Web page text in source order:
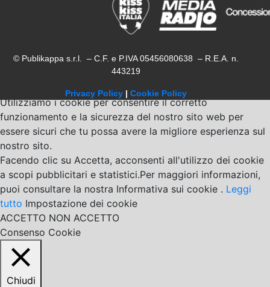
© Publikappa s.r.l. – C.F. e P.IVA 05456080638 – R.E.A. n.
443219
Privacy Policy | Cookie Policy
Utilizziamo i cookie per consentire il corretto
funzionamento e la sicurezza del nostro sito web per
essere sicuri che tu possa avere la migliore esperienza sul
nostro sito.
Facendo clic su Accetta, acconsenti all'utilizzo dei cookie
a scopi pubblicitari e statistici.Per maggiori informazioni,
puoi consultare la nostra Informativa sui cookie . Leggi
tutto Impostazione dei cookie
ACCETTO NON ACCETTO
Consenso Cookie
Chiudi